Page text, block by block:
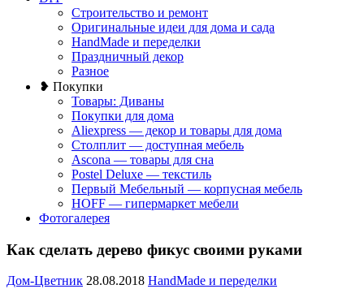
Строительство и ремонт
Оригинальные идеи для дома и сада
HandMade и переделки
Праздничный декор
Разное
❥ Покупки
Товары: Диваны
Покупки для дома
Aliexpress — декор и товары для дома
Столплит — доступная мебель
Ascona — товары для сна
Postel Deluxe — текстиль
Первый Мебельный — корпусная мебель
HOFF — гипермаркет мебели
Фотогалерея
Как сделать дерево фикус своими руками
Дом-Цветник 28.08.2018 HandMade и переделки